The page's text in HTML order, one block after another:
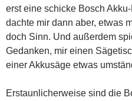
erst eine schicke Bosch
dachte mir dann aber, etwas
doch Sinn. Und außerdem
Gedanken, mir einen
einer Akkusäge etwas
Erstaunlicherweise sind die